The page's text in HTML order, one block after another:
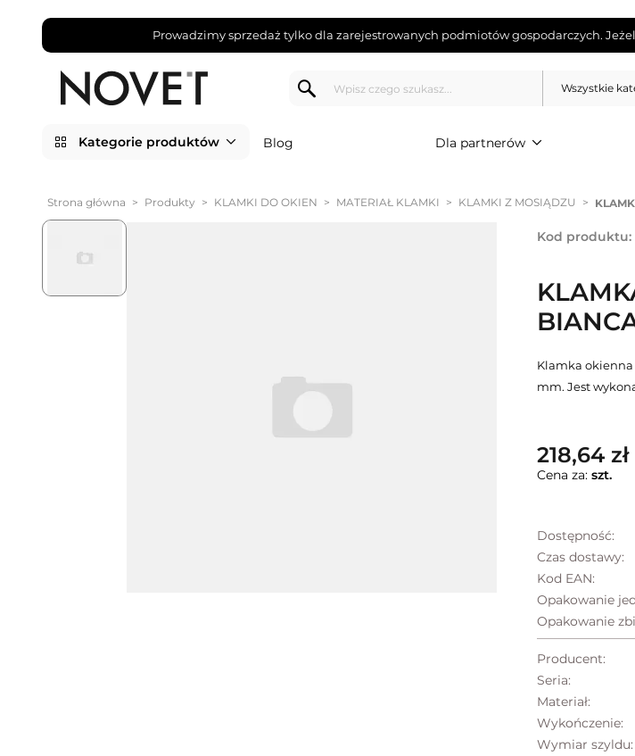
Prowadzimy sprzedaż tylko dla zarejestrowanych podmiotów gospodarczych.
Wszystkie
Kategorie produktów Blog Dla partnerów
Strona główna > Produkty > KLAMKI DO OKIEN > MATERIAŁ KLAMKI > KLAMKI Z MOSIĄDZU >
Kod produktu:
Klamka
mm. Jest
218,64 zł
Cena za: szt.
Dostępność:
Czas dostawy:
Kod EAN:
Opakowanie
Opakowanie
Producent:
Seria:
Materiał:
Wykończenie:
Wymiar szyldu: